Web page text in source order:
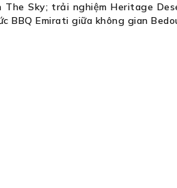
Sky; trải nghiệm Heritage
BBQ Emirati giữa không gian